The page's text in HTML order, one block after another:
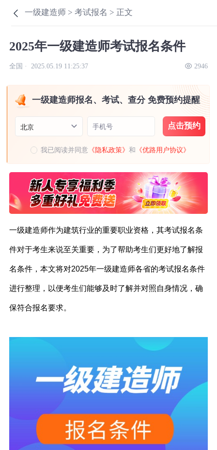
一级建造师 >考试报名 > 正文
2025年一级建造师考试报名条件
全国 · 2025.05.19 11:25:37 2946
一级建造师报名、考试、查分 免费预约提醒
北京 手机号 点击预约
我已阅读并同意 《隐私政策》和 《优路用户协议》
一级建造师作为建筑行业的重要职业资格，其考试报名条
件对于考生来说至关重要，为了帮助考生们更好地了解报
名条件，本文将对2025年一级建造师各省的考试报名条件
进行整理，以便考生们能够及时了解并对照自身情况，确
保符合报名要求。